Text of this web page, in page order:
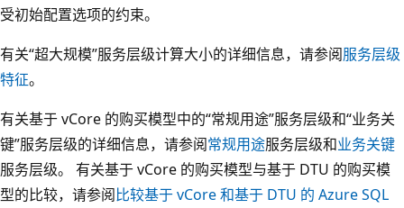
受初始配置选项的约束。
有关“超大规模”服务层级计算大小的详细信息，请参阅服务层级
特征。
有关基于 vCore 的购买模型中的“常规用途”服务层级和“业务关
键”服务层级的详细信息，请参阅常规用途服务层级和业务关键
服务层级。 有关基于 vCore 的购买模型与基于 DTU 的购买模
型的比较，请参阅比较基于 vCore 和基于 DTU 的 Azure SQL